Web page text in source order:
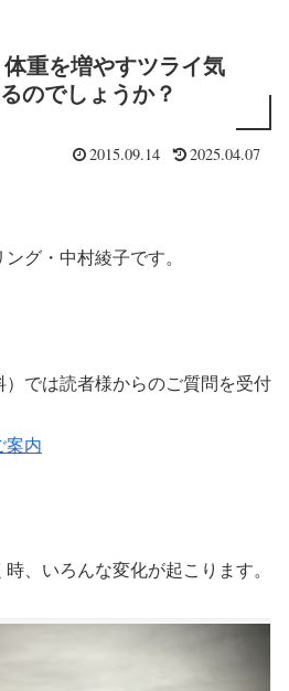
体重を増やすツライ気
のでしょうか？
2015.09.14 2025.04.07
グ・中村綾子です。
では読者様からのご質問を受付
案内
、いろんな変化が起こります。